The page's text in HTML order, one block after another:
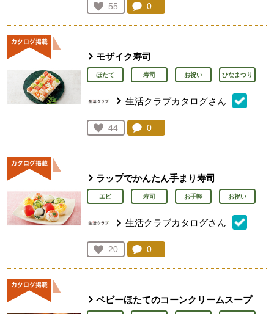
お気に入り登録：
55
人が登録
コメント：
0
モザイク寿司
ほたて 寿司 お祝い ひなまつり
生活クラブカタログさん
お気に入り登録：
44
人が登録
コメント：
0
ラップでかんたん手まり寿司
エビ 寿司 お手軽 お祝い
生活クラブカタログさん
お気に入り登録：
20
人が登録
コメント：
0
ベビーほたてのコーンクリームスープ